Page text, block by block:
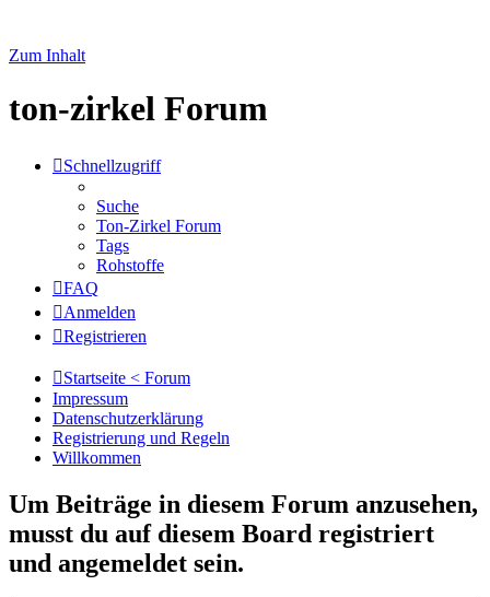
Zum Inhalt
ton-zirkel Forum
Schnellzugriff
Suche
Ton-Zirkel Forum
Tags
Rohstoffe
FAQ
Anmelden
Registrieren
Startseite < Forum
Impressum
Datenschutzerklärung
Registrierung und Regeln
Willkommen
Um Beiträge in diesem Forum anzusehen,
musst du auf diesem Board registriert
und angemeldet sein.